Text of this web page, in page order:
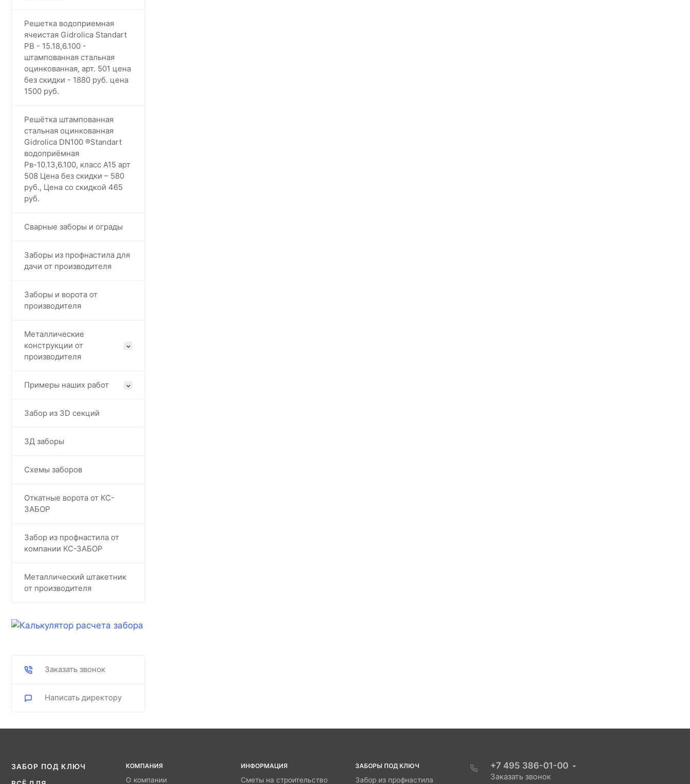
Решетка водоприемная
ячеистая Gidrolica Standart
РВ - 15.18,6.100 -
штампованная стальная
оцинкованная, арт. 501 цена
без скидки - 1880 руб. цена
1500 руб.
Решётка штампованная
стальная оцинкованная
Gidrolica DN100 ®️Standart
водоприёмная
Рв-10.13,6.100, класс А15 арт
508 Цена без скидки – 580
руб., Цена со скидкой 465
руб.
Сварные заборы и ограды
Заборы из профнастила для
дачи от производителя
Заборы и ворота от
производителя
Металлические
конструкции от
производителя
Примеры наших работ
Забор из 3D секций
3Д заборы
Схемы заборов
Откатные ворота от КС-
ЗАБОР
Забор из профнастила от
компании КС-ЗАБОР
Металлический штакетник
от производителя
Заказать звонок
Написать директору
ЗАБОР ПОД КЛЮЧ КОМПАНИЯ
О компании
ИНФОРМАЦИЯ
Сметы на строительство
ЗАБОРЫ ПОД КЛЮЧ
Забор из профнастила
+7 495 386-01-00
Заказать звонок